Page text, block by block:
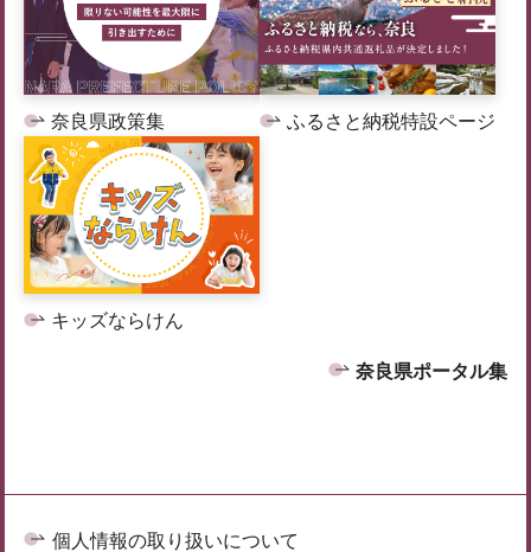
奈良県政策集 ふるさと納税特設ページ
キッズならけん
奈良県ポータル集
個人情報の取り扱いについて